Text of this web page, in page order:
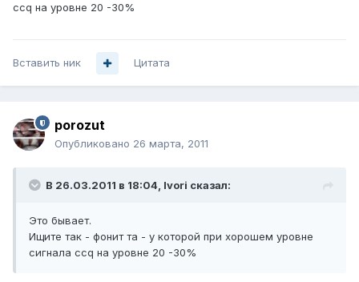
ccq на уровне 20 -30%
Вставить ник Цитата
porozut
Опубликовано 26 марта, 2011
В 26.03.2011 в 18:04, Ivori сказал:
Это бывает.
Ищите так - фонит та - у которой при хорошем уровне
сигнала ccq на уровне 20 -30%